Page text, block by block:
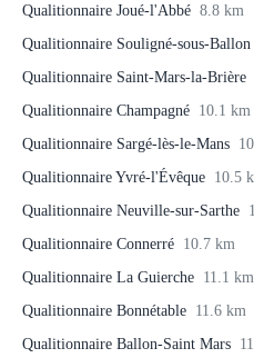
Qualitionnaire Joué-l'Abbé 8.8 km
Qualitionnaire Souligné-sous-Ballon
Qualitionnaire Saint-Mars-la-Brière
Qualitionnaire Champagné 10.1 km
Qualitionnaire Sargé-lès-le-Mans
Qualitionnaire Yvré-l'Évêque 10.5
Qualitionnaire Neuville-sur-Sarthe
Qualitionnaire Connerré 10.7 km
Qualitionnaire La Guierche 11.1 km
Qualitionnaire Bonnétable 11.6 km
Qualitionnaire Ballon-Saint Mars